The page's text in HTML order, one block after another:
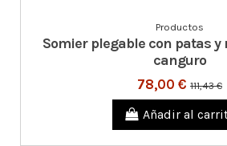
Productos
Somier plegable con patas y
canguro
78,00 € 111,43 €
Añadir al